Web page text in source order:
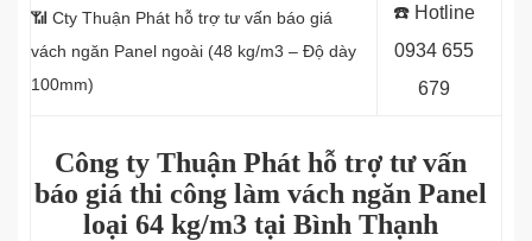
📶 Cty Thuận Phát hỗ trợ tư vấn báo giá
vách ngăn Panel ngoài (48 kg/m3 – Độ dày
100mm)
☎️ Hotline
0934 655
679
Công ty Thuận Phát hỗ trợ tư vấn
báo giá thi công làm vách ngăn Panel
loại 64 kg/m3 tại Bình Thạnh